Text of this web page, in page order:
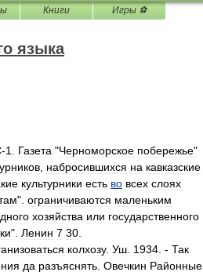
Книги Игры ⚽
языка
-1 Газета "Черноморское побережье"
набросившихся на кавказские
культурники есть во всех слоях
". ограничиваются маленьким
хозяйства или государственного
". Ленин 7 30
колхозу. Уш 1934 . - Так
да разъяснять Овечкин Районные